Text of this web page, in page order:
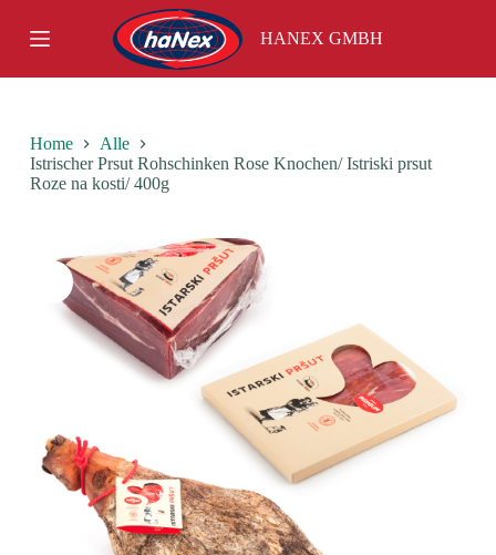
k
p
o
n
HANEX GMBH
Home
Alle
Istrischer Prsut Rohschinken Rose Knochen/ Istriski prsut
Roze na kosti/ 400g